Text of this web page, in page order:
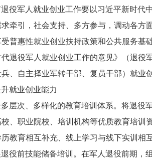
役军人就业创业工作要以习近平新时代
牵引，社会支持、多方参与，调动各方
普惠性就业创业扶持政策和公共服务基
退役军人就业创业工作的意见》（退役
兵、自主择业军转干部、复员干部）就
就业创业能力
多层次、多样化的教育培训体系。 将退役
、职业院校、培训机构等优质教育培训
教育相互补充、线上学习与线下实训相
退役前技能储备培训。 在军人退役前期，